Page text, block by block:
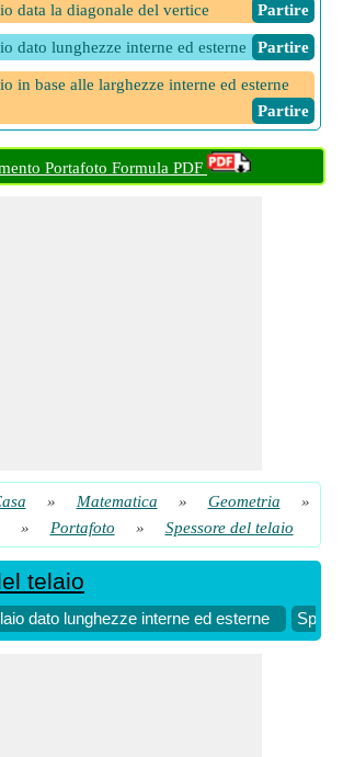
data la diagonale del vertice ​ Partire
dato lunghezze interne ed esterne ​ Partire
in base alle larghezze interne ed esterne
​ Partire
Portafoto Formula PDF
» Matematica » Geometria
»
» Portafoto » Spessore del telaio
telaio
dato lunghezze interne ed esterne